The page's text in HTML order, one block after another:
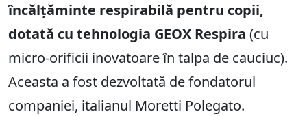
încălțăminte respirabilă pentru copii,
dotată cu tehnologia GEOX Respira (cu
micro-orificii inovatoare în talpa de cauciuc).
Aceasta a fost dezvoltată de fondatorul
companiei, italianul Moretti Polegato.